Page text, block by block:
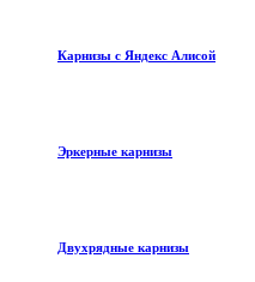
Карнизы с Яндекс Алисой
Эркерные карнизы
Двухрядные карнизы